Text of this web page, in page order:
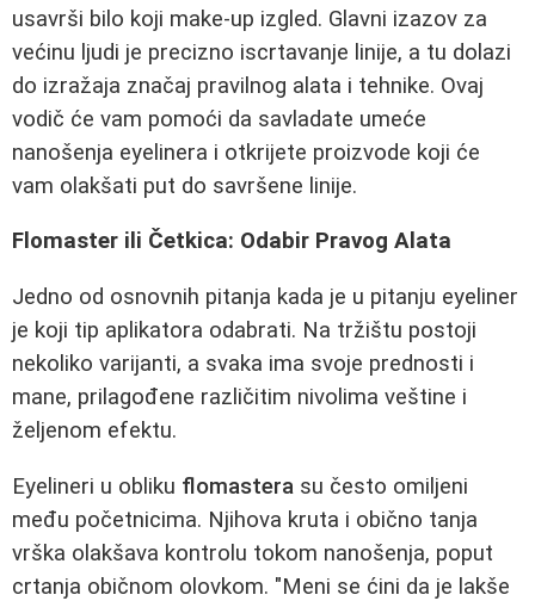
usavrši bilo koji make-up izgled. Glavni izazov za
većinu ljudi je precizno iscrtavanje linije, a tu dolazi
do izražaja značaj pravilnog alata i tehnike. Ovaj
vodič će vam pomoći da savladate umeće
nanošenja eyelinera i otkrijete proizvode koji će
vam olakšati put do savršene linije.
Flomaster ili Četkica: Odabir Pravog Alata
Jedno od osnovnih pitanja kada je u pitanju eyeliner
je koji tip aplikatora odabrati. Na tržištu postoji
nekoliko varijanti, a svaka ima svoje prednosti i
mane, prilagođene različitim nivolima veštine i
željenom efektu.
Eyelineri u obliku flomastera su često omiljeni
među početnicima. Njihova kruta i obično tanja
vrška olakšava kontrolu tokom nanošenja, poput
crtanja običnom olovkom. "Meni se ćini da je lakše